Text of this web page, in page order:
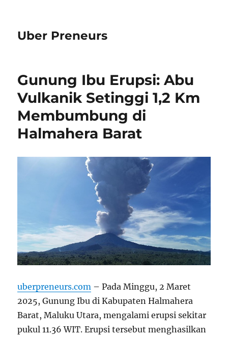
Uber Preneurs
Gunung Ibu Erupsi: Abu
Vulkanik Setinggi 1,2 Km
Membumbung di
Halmahera Barat
uberpreneurs.com – Pada Minggu, 2 Maret
2025, Gunung Ibu di Kabupaten Halmahera
Barat, Maluku Utara, mengalami erupsi sekitar
pukul 11.36 WIT. Erupsi tersebut menghasilkan